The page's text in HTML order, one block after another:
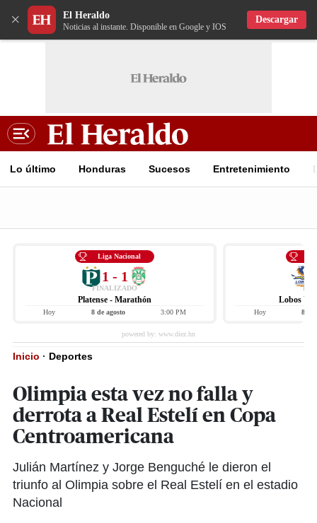
× El Heraldo
Noticias al instante. Disponible en Google y IOS
Descargar
Lo último Honduras Sucesos Entretenimiento
Liga Nacional
1 - 1
FINALIZADO
Platense - Marathón
Hoy 8 de agosto 3:00 PM
Lobos
Hoy 8 de
Inicio · Deportes
Olimpia esta vez no falla y
derrota a Real Estelí en Copa
Centroamericana
Julián Martínez y Jorge Benguché le dieron el
triunfo al Olimpia sobre el Real Estelí en el estadio
Nacional